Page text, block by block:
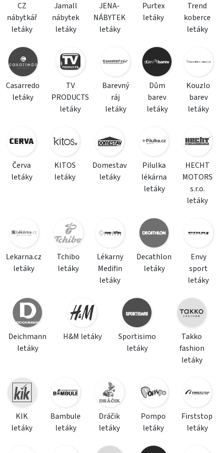
CZ
nábytkář
letáky
Jamall
nábytek
letáky
JENA-
NÁBYTEK
letáky
Purtex
letáky
Trend
koberce
letáky
Casarredo
letáky
TV
PRODUCTS
letáky
Barevný
ráj
letáky
Dům
barev
letáky
Kouzlo
barev
letáky
Červa
letáky
KITOS
letáky
Domestav
letáky
Pilulka
lékárna
letáky
HECHT
MOTORS
s.r.o.
letáky
Lekarna.cz
letáky
Tchibo
letáky
Lékarny
Medifin
letáky
Decathlon
letáky
Envy
sport
letáky
Deichmann
letáky
H&M letáky
Sportisimo
letáky
Takko
fashion
letáky
KIK
letáky
Bambule
letáky
Dráčik
letáky
Pompo
letáky
Firststop
letáky